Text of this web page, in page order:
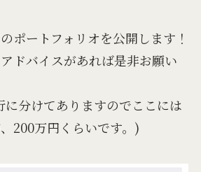
ポートフォリオを公開します！
ドバイスがあれば是非お願い
に分けてありますのでここには
200万円くらいです。)